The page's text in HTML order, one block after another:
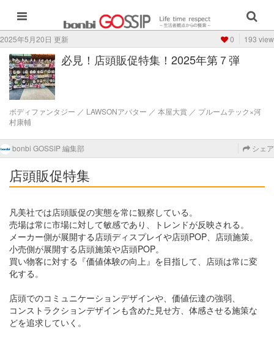
2025年5月20日 更新 0 193 view
必見！店頭販促特集！2025年第７弾
ボディファンタジー ／ LAWSONアバター ／ 本屋大賞 ／ プルームテック×河
村康輔
bonbi GOSSIP 編集部 シェア
店頭販促特集
凡美社では店頭販促の実態を常に観察している。
売場は常に市場に対して敏感であり、トレンドが反映される。
メーカー側が展開する店頭ディスプレイや店頭POP、店頭施策。
小売側が展開する店頭施策や店頭POP。
買い物客に対する『価値体験の向上』を目指して、店頭は常に変
化する。
店頭でのコミュニケーションデザインや、価値伝達の強弱、
コンストラクションデザインも含めた見せ方、体感させる施策な
どを追求していく。